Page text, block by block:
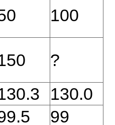
100
?
130.0
99